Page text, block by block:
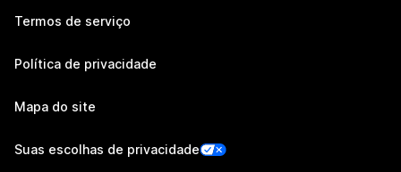
Termos de serviço
Política de privacidade
Mapa do site
Suas escolhas de privacidade